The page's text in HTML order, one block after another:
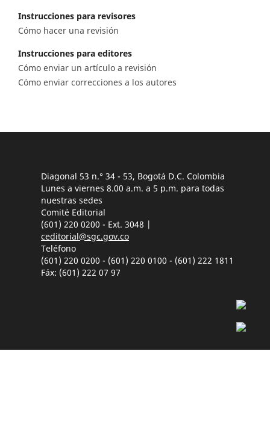
Instrucciones para revisores
Cómo hacer una revisión
Instrucciones para editores
Cómo enviar un artículo a revisión
Cómo enviar correcciones a los autores
Diagonal 53 n.° 34 - 53, Bogotá D.C. Colombia
Lunes a viernes 8.00 a.m. a 5 p.m. para todas
nuestras sedes
Comité Editorial
(601) 220 0200 - Ext. 3048 |
ceditorial@sgc.gov.co
Teléfono
(601) 220 0200 - (601) 220 0100 - (601) 222 1811
Fáx: (601) 222 07 97